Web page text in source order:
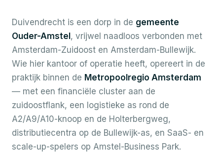
Duivendrecht is een dorp in de gemeente
Ouder-Amstel , vrijwel naadloos verbonden met
Amsterdam-Zuidoost en Amsterdam-Bullewijk.
Wie hier kantoor of operatie heeft, opereert in de
praktijk binnen de Metropoolregio Amsterdam
— met een financiële cluster aan de
zuidoostflank, een logistieke as rond de
A2/A9/A10-knoop en de Holterbergweg,
distributiecentra op de Bullewijk-as, en SaaS- en
scale-up-spelers op Amstel-Business Park.